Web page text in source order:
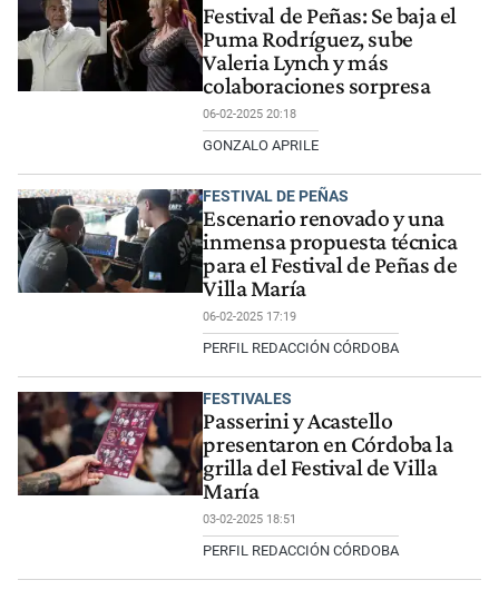
Festival de Peñas: Se baja el
Puma Rodríguez, sube
Valeria Lynch y más
colaboraciones sorpresa
06-02-2025 20:18
GONZALO APRILE
FESTIVAL DE PEÑAS
Escenario renovado y una
inmensa propuesta técnica
para el Festival de Peñas de
Villa María
06-02-2025 17:19
PERFIL REDACCIÓN CÓRDOBA
FESTIVALES
Passerini y Acastello
presentaron en Córdoba la
grilla del Festival de Villa
María
03-02-2025 18:51
PERFIL REDACCIÓN CÓRDOBA